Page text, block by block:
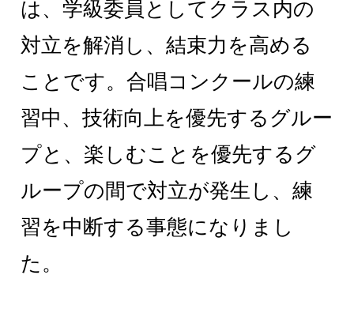
は、学級委員としてクラス内の
対立を解消し、結束力を高める
ことです。合唱コンクールの練
習中、技術向上を優先するグルー
プと、楽しむことを優先するグ
ループの間で対立が発生し、練
習を中断する事態になりまし
た。